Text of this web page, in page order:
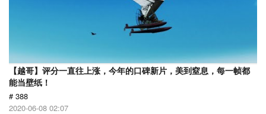
【越哥】评分一直往上涨，今年的口碑新片，美到窒息，每一帧都
能当壁纸！
# 388
2020-06-08 02:07